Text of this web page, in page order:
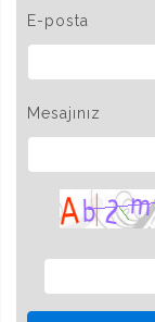
E-posta
Mesajınız